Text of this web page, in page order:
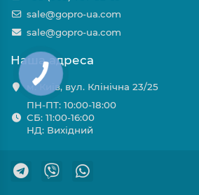
sale@gopro-ua.com
sale@gopro-ua.com
Наша адреса
м. Київ, вул. Клінічна 23/25
ПН-ПТ: 10:00-18:00
СБ: 11:00-16:00
НД: Вихідний